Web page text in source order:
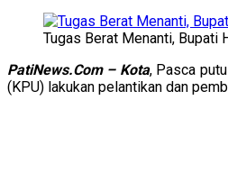
Tugas Berat Menanti, Bupati
PatiNews.Com – Kota, Pasca
(KPU) lakukan pelantikan dan